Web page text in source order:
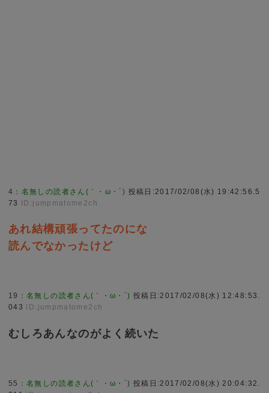
4 ： 名無しの読者さん(｀・ω・´) 投稿日:2017/02/08(水) 19:42:56.5
73
ID:jumpmatome2ch
あれ結構頑張ってたのにな
読んでなかったけど
19 ：名無しの読者さん(｀・ω・´) 投稿日:2017/02/08(水) 12:48:53.
043
ID:jumpmatome2ch
むしろあんなのがよく続いた
55 ：名無しの読者さん(｀・ω・´) 投稿日:2017/02/08(水) 20:04:32.